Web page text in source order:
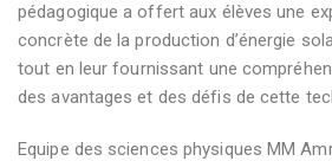
pédagogique a offert aux élèves une
concrète de la production d’énergie
tout en leur fournissant une
des avantages et des défis de cette
Equipe des sciences physiques MM